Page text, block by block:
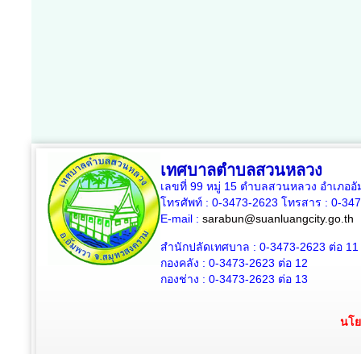
เทศบาลตำบลสวนหลวง
เลขที่ 99 หมู่ 15 ตำบลสวนหลวง อำเภอ
โทรศัพท์ : 0-3473-2623 โทรสาร : 0-
E-mail : sarabun@suanluangcity.go.th
สำนักปลัดเทศบาล : 0-3473-2623 ต่อ 11
กองคลัง : 0-3473-2623 ต่อ 12
กองช่าง : 0-3473-2623 ต่อ 13
นโ